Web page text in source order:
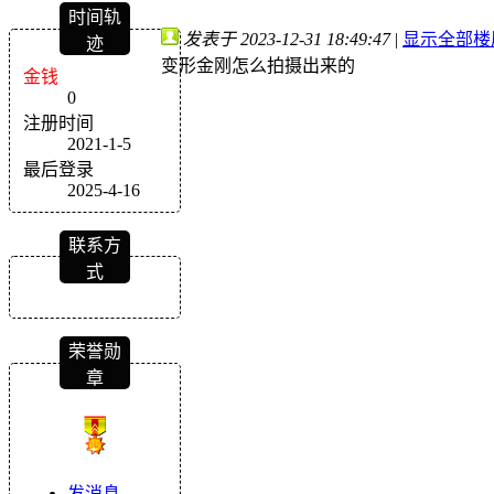
时间轨
迹
金钱
0
注册时间
2021-1-5
最后登录
2025-4-16
联系方
式
荣誉勋
章
发表于 2023-12-31 18:49:47 | 显示全部
变形金刚怎么拍摄出来的